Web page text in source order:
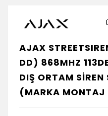
AJAX
DD) 868MHZ
DIŞ ORTAM SİREN
(MARKA MONTAJ